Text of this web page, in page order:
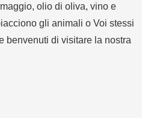
olio di oliva, vino e
gli animali o Voi stessi
benvenuti di visitare la nostra